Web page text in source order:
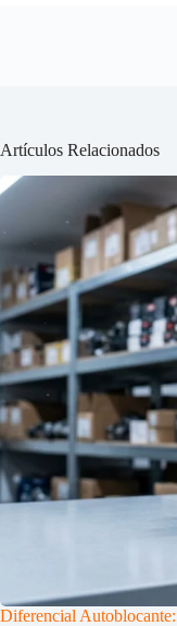
Artículos Relacionados
Diferencial